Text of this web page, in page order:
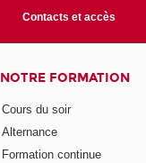
Contacts et accès
NOTRE FORMATION
Cours du soir
Alternance
Formation continue